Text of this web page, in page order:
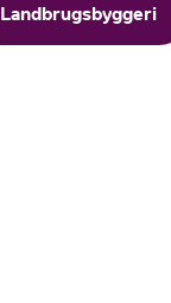
Landbrugsbyggeri